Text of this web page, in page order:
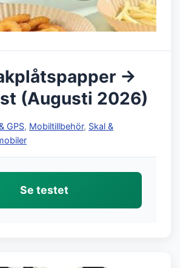
→
(Augusti 2026)
GPS, Mobiltillbehör, Skal &
Se testet